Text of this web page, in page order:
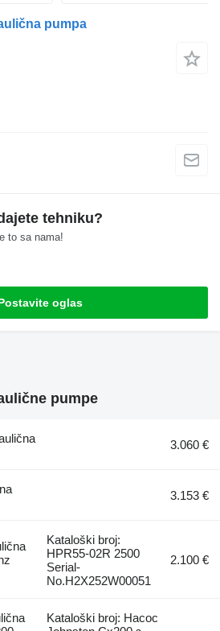
pumpa
tehniku?
to sa nama!
oglas
pumpe
3.060 €
3.153 €
Kataloški broj:
HPR55-02R 2500
Serial-
No.H2X252W00051
2.100 €
Kataloški broj: Насос